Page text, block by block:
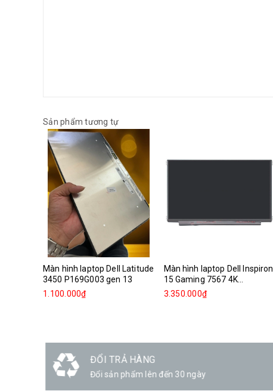
Sản phẩm tương tự
Màn hình laptop Dell Latitude
3450 P169G003 gen 13
1.100.000₫
Màn hình laptop Dell Inspiron
15 Gaming 7567 4K...
3.350.000₫
ĐỔI TRẢ HÀNG
Đổi sản phẩm lên đến 30 ngày